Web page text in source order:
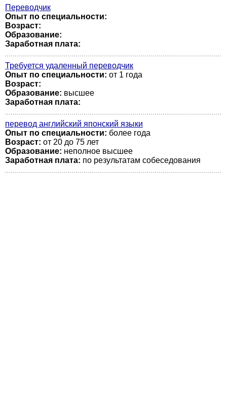
Переводчик
Опыт по специальности:
Возраст:
Образование:
Заработная плата:
Требуется удаленный переводчик
Опыт по специальности: от 1 года
Возраст:
Образование: высшее
Заработная плата:
перевод английский японский языки
Опыт по специальности: более года
Возраст: от 20 до 75 лет
Образование: неполное высшее
Заработная плата: по результатам собеседования